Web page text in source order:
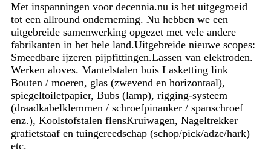
Met inspanningen voor decennia.nu is het uitgegroeid
tot een allround onderneming. Nu hebben we een
uitgebreide samenwerking opgezet met vele andere
fabrikanten in het hele land.Uitgebreide nieuwe scopes:
Smeedbare ijzeren pijpfittingen.Lassen van elektroden.
Werken aloves. Mantelstalen buis Lasketting link
Bouten / moeren, glas (zwevend en horizontaal),
spiegeltoiletpapier, Bubs (lamp), rigging-systeem
(draadkabelklemmen / schroefpinanker / spanschroef
enz.), Koolstofstalen flensKruiwagen, Nageltrekker
grafietstaaf en tuingereedschap (schop/pick/adze/hark)
etc.